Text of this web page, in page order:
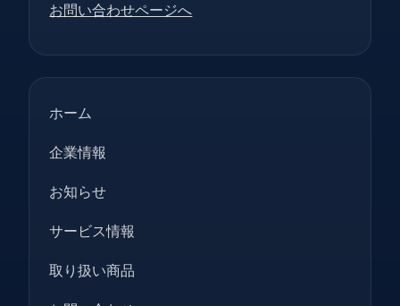
お問い合わせページへ
ホーム
企業情報
お知らせ
サービス情報
取り扱い商品